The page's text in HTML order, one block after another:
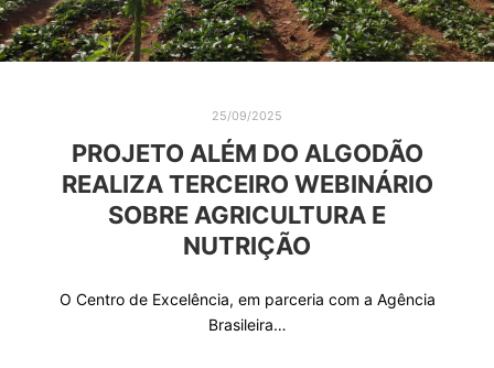
25/09/2025
PROJETO ALÉM DO ALGODÃO
REALIZA TERCEIRO WEBINÁRIO
SOBRE AGRICULTURA E
NUTRIÇÃO
O Centro de Excelência, em parceria com a Agência
Brasileira…